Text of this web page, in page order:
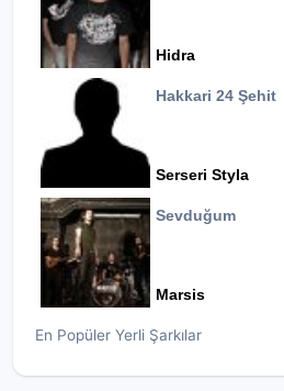
Hidra
Hakkari 24 Şehit
Serseri Styla
Sevduğum
Marsis
En Popüler Yerli Şarkılar